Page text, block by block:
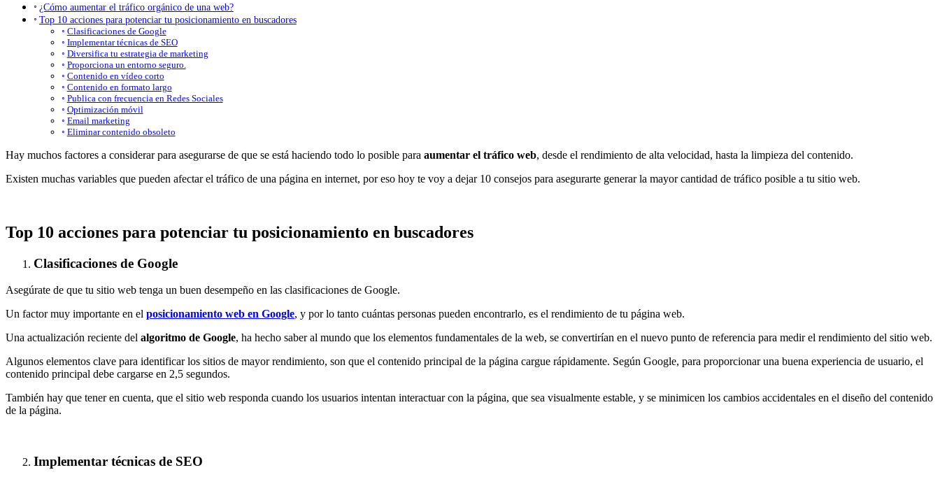
¿Cómo aumentar el tráfico orgánico de una web?
Top 10 acciones para potenciar tu posicionamiento en buscadores
Clasificaciones de Google
Implementar técnicas de SEO
Diversifica tu estrategia de marketing
Proporciona un entorno seguro.
Contenido en vídeo corto
Contenido en formato largo
Publica con frecuencia en Redes Sociales
Optimización móvil
Email marketing
Eliminar contenido obsoleto
Hay muchos factores a considerar para asegurarse de que se está haciendo todo lo posible para aumentar el tráfico web, desde el rendimiento de alta velocidad, hasta la limpieza del contenido.
Existen muchas variables que pueden afectar el tráfico de una página en internet, por eso hoy te voy a dejar 10 consejos para asegurarte generar la mayor cantidad de tráfico posible a tu sitio web.
Top 10 acciones para potenciar tu posicionamiento en buscadores
Clasificaciones de Google
Asegúrate de que tu sitio web tenga un buen desempeño en las clasificaciones de Google.
Un factor muy importante en el posicionamiento web en Google, y por lo tanto cuántas personas pueden encontrarlo, es el rendimiento de tu página web.
Una actualización reciente del algoritmo de Google, ha hecho saber al mundo que los elementos fundamentales de la web, se convertirían en el nuevo punto de referencia para medir el rendimiento del sitio web.
Algunos elementos clave para identificar los sitios de mayor rendimiento, son que el contenido principal de la página cargue rápidamente. Según Google, para proporcionar una buena experiencia de usuario, el
contenido principal debe cargarse en 2,5 segundos.
También hay que tener en cuenta, que el sitio web responda cuando los usuarios intentan interactuar con la página, que sea visualmente estable, y se minimicen los cambios accidentales en el diseño del contenido
de la página.
Implementar técnicas de SEO